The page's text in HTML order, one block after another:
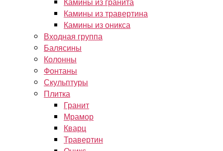
Камины из травертина
Камины из оникса
Входная группа
Балясины
Колонны
Фонтаны
Скульптуры
Плитка
Гранит
Мрамор
Кварц
Травертин